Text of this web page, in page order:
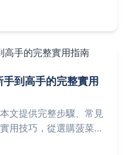
細資訊，包括地址、價
到高手的完整實用
文提供完整步驟、常見
用技巧，從選購菠菜到
綠美味的炒菠菜。無論